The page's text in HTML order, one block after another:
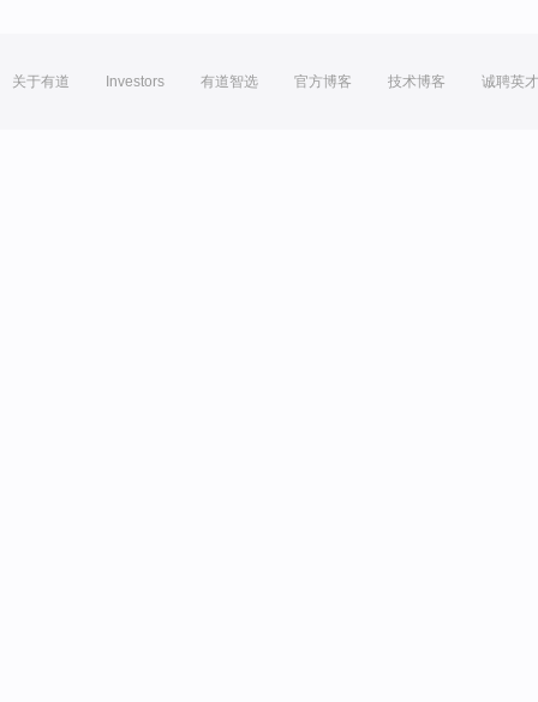
关于有道 Investors 有道智选 官方博客 技术博客 诚聘英才